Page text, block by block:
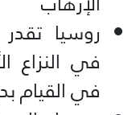
روسيا
في النزاع
في القيام